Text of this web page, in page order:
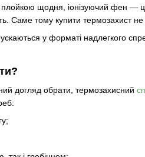
плойкою щодня, іонізуючий фен —
Саме тому купити термозахист
у форматі надлегкого
догляд обрати, термозахисний